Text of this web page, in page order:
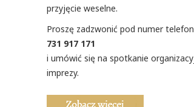
przyjęcie weselne.
Proszę zadzwonić pod numer
731 917 171
i umówić się na spotkanie
imprezy.